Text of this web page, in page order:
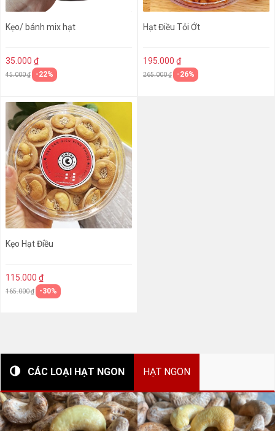
Kẹo/ bánh mix hạt
35.000 ₫
45.000 ₫ -22%
Hạt Điều Tỏi Ớt
195.000 ₫
265.000 ₫ -26%
Kẹo Hạt Điều
115.000 ₫
165.000 ₫ -30%
CÁC LOẠI HẠT NGON HẠT NGON